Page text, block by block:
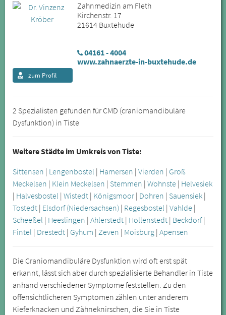
Zahnmedizin am Fleth
Kirchenstr. 17
21614 Buxtehude
04161 - 4004
www.zahnaerzte-in-buxtehude.de
zum Profil
2 Spezialisten gefunden für CMD (craniomandibuläre
Dysfunktion) in Tiste
Weitere Städte im Umkreis von Tiste:
Sittensen | Lengenbostel | Hamersen | Vierden | Groß
Meckelsen | Klein Meckelsen | Stemmen | Wohnste | Helvesiek
| Halvesbostel | Wistedt | Königsmoor | Dohren | Sauensiek |
Tostedt | Elsdorf (Niedersachsen) | Regesbostel | Vahlde |
Scheeßel | Heeslingen | Ahlerstedt | Hollenstedt | Beckdorf|
Fintel | Drestedt | Gyhum | Zeven | Moisburg | Apensen
Die Craniomandibuläre Dysfunktion wird oft erst spät
erkannt, lässt sich aber durch spezialisierte Behandler in Tiste
anhand verschiedener Symptome feststellen. Zu den
offensichtlicheren Symptomen zählen unter anderem
Kieferknacken und Zähneknirschen, die Sie in Tiste